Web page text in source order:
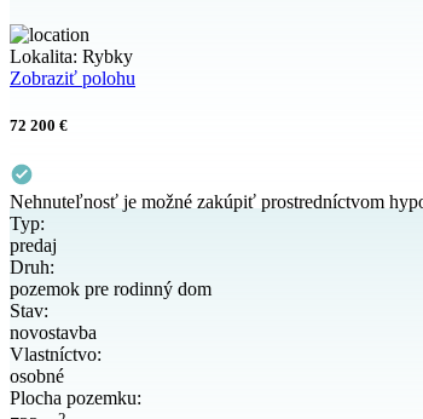
Lokalita: Rybky
Zobraziť polohu
72 200 €
Nehnuteľnosť je možné zakúpiť prostredníctvom
Typ:
predaj
Druh:
pozemok pre rodinný dom
Stav:
novostavba
Vlastníctvo:
osobné
Plocha pozemku: